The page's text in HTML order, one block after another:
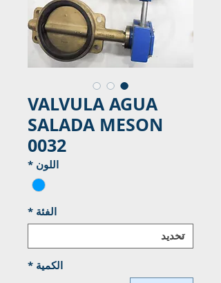
VALVULA AGUA
SALADA MESON
0032
اللون *
الفئة *
الكمية *